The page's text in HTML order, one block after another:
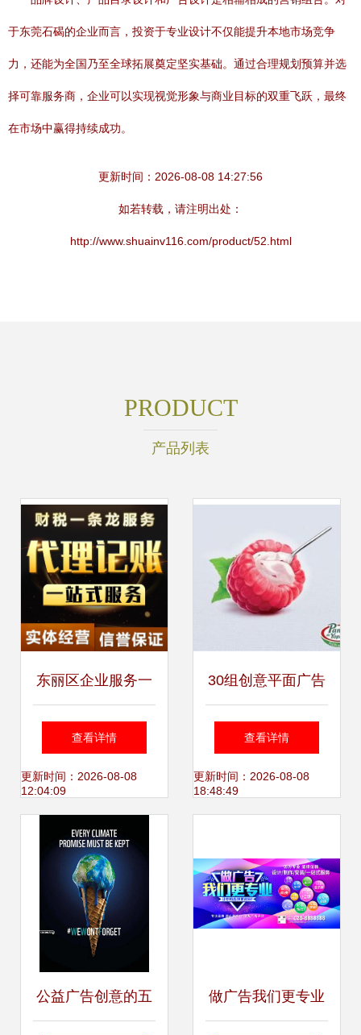
于东莞石碣的企业而言，投资于专业设计不仅能提升本地市场竞争
力，还能为全国乃至全球拓展奠定坚实基础。通过合理规划预算并选
择可靠服务商，企业可以实现视觉形象与商业目标的双重飞跃，最终
在市场中赢得持续成功。
更新时间：2026-08-08 14:27:56
如若转载，请注明出处：
http://www.shuainv116.com/product/52.html
PRODUCT
产品列表
东丽区企业服务一
站式指南 代理记
账、执照代办与财
务咨询全解析
查看详情
更新时间：2026-08-08
12:04:09
30组创意平面广告
幽默深度全都要，
泻药广告却让人想
查看详情
更新时间：2026-08-08
18:48:49
公益广告创意的五 做广告我们更专业